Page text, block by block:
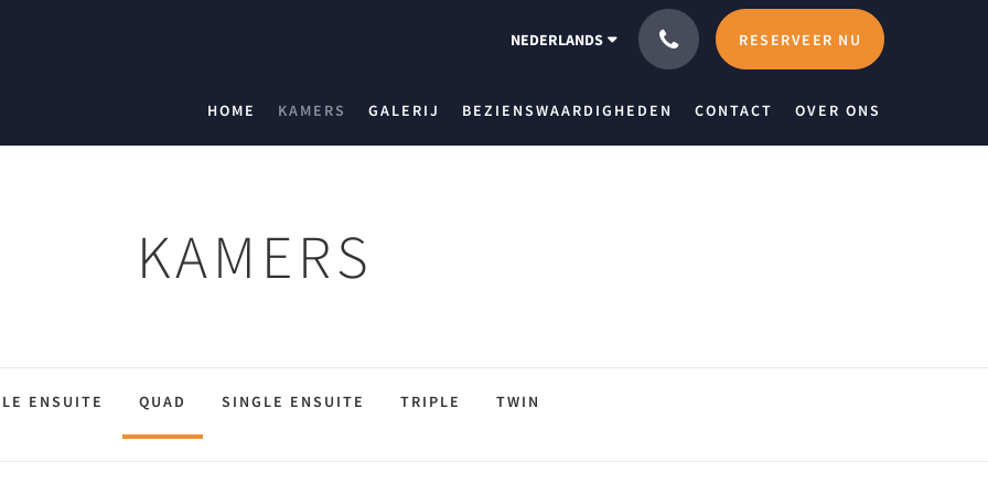
NEDERLANDS RESERVEER NU
HOME KAMERS GALERIJ BEZIENSWAARDIGHEDEN CONTACT OVER ONS
KAMERS
ENSUITE QUAD SINGLE ENSUITE TRIPLE TWIN